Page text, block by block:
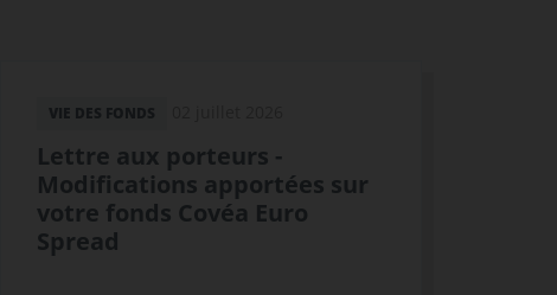
VIE DES FONDS
Lettre aux porteurs -
Modifications apportées sur
votre fonds Covéa Euro
Spread